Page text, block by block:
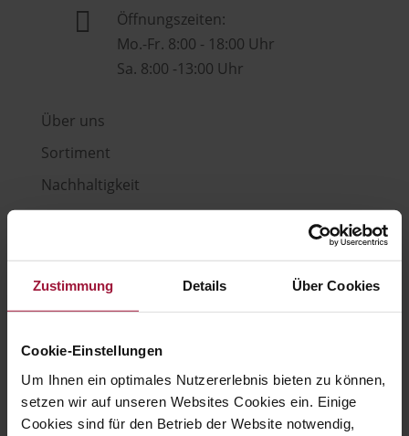
Zustimmung Details Über Cookies
Cookie-Einstellungen
Um Ihnen ein optimales Nutzererlebnis bieten zu können,
setzen wir auf unseren Websites Cookies ein. Einige
Cookies sind für den Betrieb der Website notwendig,

Öffnungszeiten:
Mo.-Fr. 8:00 - 18:00 Uhr
Sa. 8:00 -13:00 Uhr
Über uns
Sortiment
Nachhaltigkeit
Kontakt
Impressum|Datenschutz|Cookies|
Barrierefreiheit
Copyright © Hubers Landhendl | Webdesign
Gefördert mit Mitteln aus dem Zukunftsfonds
„Arbeit Menschen Digital" der AK
Oberösterreich.